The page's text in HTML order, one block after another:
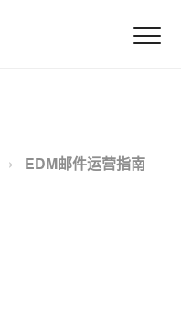
EDM邮件运营指南